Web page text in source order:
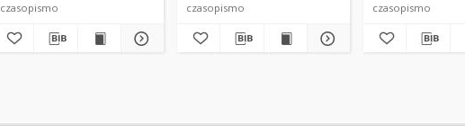
czasopismo czasopismo czasopismo